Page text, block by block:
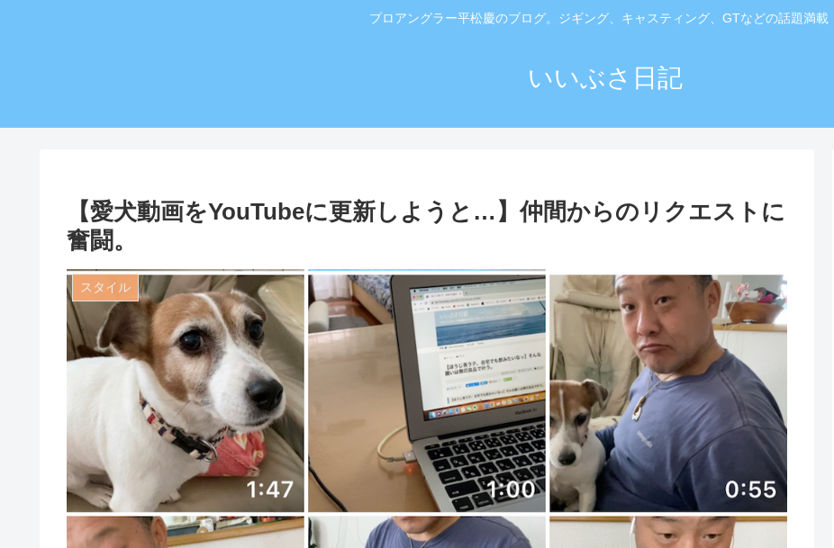
プロアングラー平松慶のブログ。ジギング、キャスティング、GTなどの話題満載
いいぶさ日記
【愛犬動画をYouTubeに更新しようと…】仲間からのリクエストに
奮闘。
スタイル